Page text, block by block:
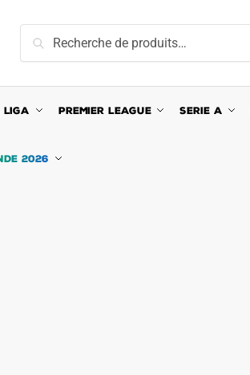
pour :
Recherche
LIGA PREMIER LEAGUE SERIE A
2026